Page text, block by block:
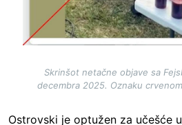
Skrinšot netačne objave sa
decembra 2025. Oznaku
Ostrovski je optužen za učešće